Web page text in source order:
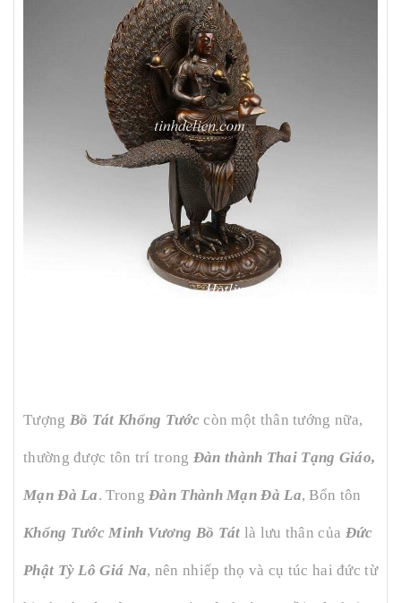
Tượng Bồ Tát Khổng Tướccòn một thân tướng nữa,
thường được tôn trí trong Đàn thành Thai Tạng Giáo,
Mạn Đà La. Trong Đàn Thành Mạn Đà La, Bổn tôn
Khổng Tước Minh Vương Bồ Tát là lưu thân của Đức
Phật Tỳ Lô Giá Na, nên nhiếp thọ và cụ túc hai đức từ